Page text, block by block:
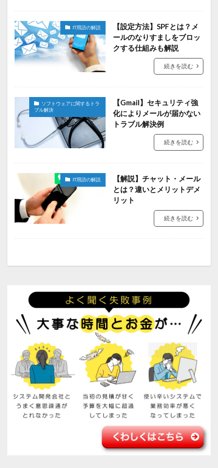
IT用語の解説
【設定方法】SPFとは？メ
ールのなりすましをブロッ
クする仕組みも解説
続きを読む
ソフトウェアに関するトラ
ブル解決
【Gmail】セキュリティ強
化によりメールが届かない
トラブル解決例
続きを読む
IT用語の解説
【解説】チャット・メール
とは？違いとメリットデメ
リット
続きを読む